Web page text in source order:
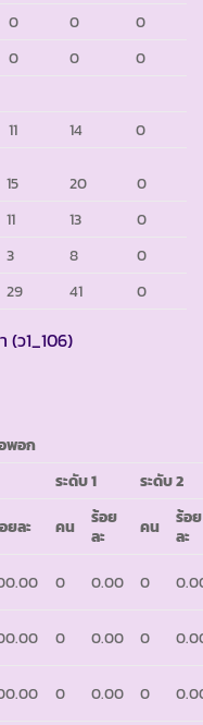
0 0
0
0 0
0
11 14 0
15 20
0
11 13
0
3 8
0
29 41 0
(ว1_106)
พอก
ระดับ1 ระดับ2
ยละ คน
ร้อย
ละ
คน
ร้อย
ละ
0 0.00 0
0 0.00 0
0 0.00 0